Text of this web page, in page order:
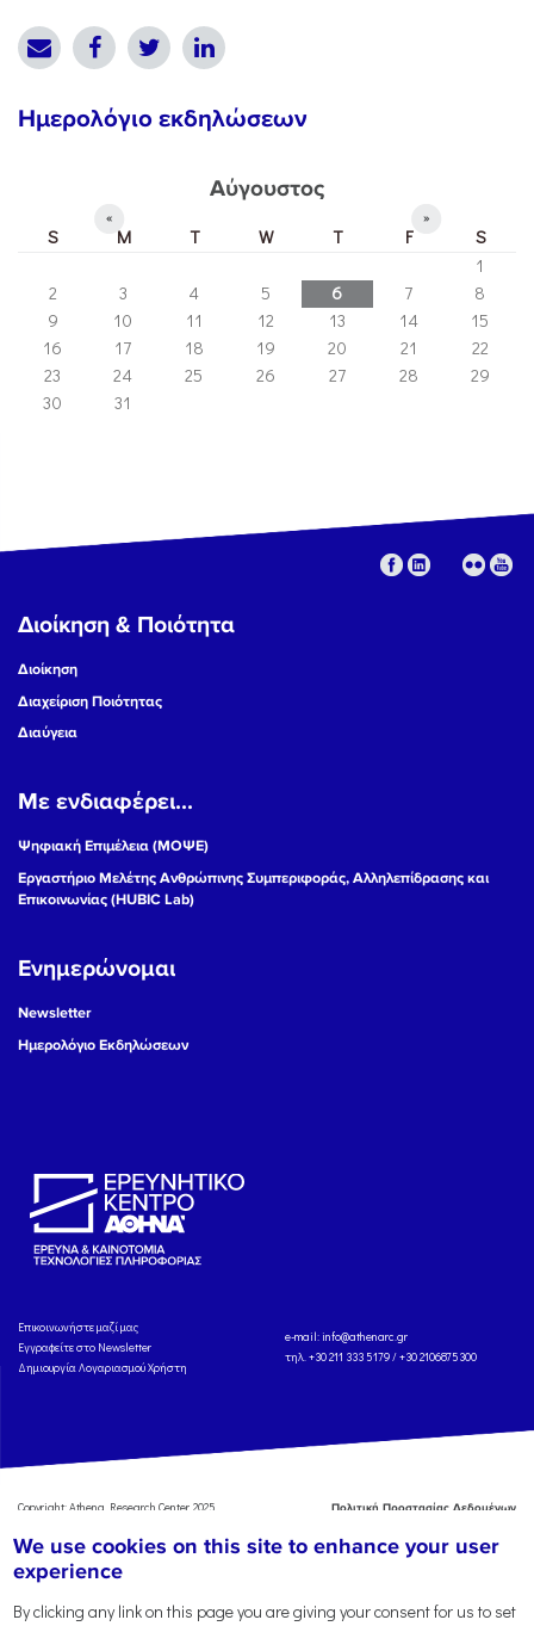
Ημερολόγιο εκδηλώσεων
Αύγουστος
« »
S M T W T F
S
1
2
3 4 5 6 7
8
9
10 11 12 13 14
15
16
17 18 19 20 21
22
23
24 25 26 27 28
29
30
31
Διοίκηση & Ποιότητα
Διοίκηση
Διαχείριση Ποιότητας
Διαύγεια
Με ενδιαφέρει...
Ψηφιακή Επιμέλεια (ΜΟΨΕ)
Εργαστήριο Μελέτης Ανθρώπινης Συμπεριφοράς, Αλληλεπίδρασης και
Επικοινωνίας (HUBIC Lab)
Ενημερώνομαι
Newsletter
Ημερολόγιο Εκδηλώσεων
Eπικοινωνήστε μαζί μας
Εγγραφείτε στο Newsletter
Δημιουργία Λογαριασμού Χρήστη
e-mail: info@athenarc.gr
τηλ. +30 211 333 5179 / +30 2106875300
Copyright: Athena Research Center, 2025
Πολιτική Προστασίας Δεδομένων
Χρήσης
Αναφορά
We use cookies on this site to enhance your user
experience
By clicking any link on this page you are giving your consent for us to set